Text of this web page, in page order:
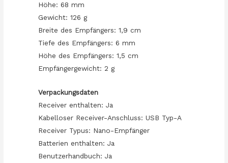
Höhe: 68 mm
Gewicht: 126 g
Breite des Empfängers: 1,9 cm
Tiefe des Empfängers: 6 mm
Höhe des Empfängers: 1,5 cm
Empfängergewicht: 2 g
Verpackungsdaten
Receiver enthalten: Ja
Kabelloser Receiver-Anschluss: USB Typ-A
Receiver Typus: Nano-Empfänger
Batterien enthalten: Ja
Benutzerhandbuch: Ja